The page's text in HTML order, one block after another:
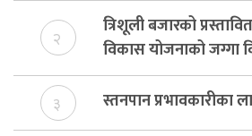
२
त्रिशूली बजारको
विकास योजनाको जग्गा
विकास दर्ता नभए
३ स्तनपान प्रभावकारीका